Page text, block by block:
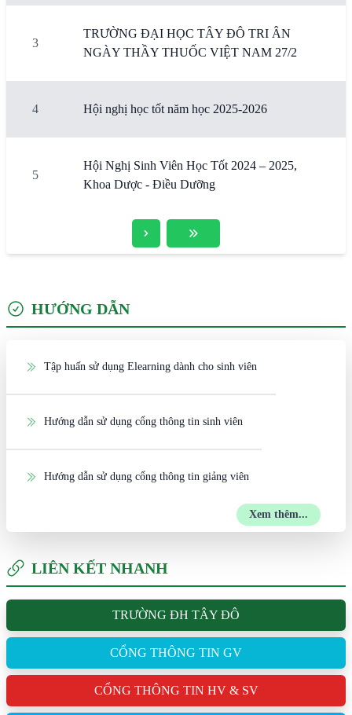
3
TRƯỜNG ĐẠI HỌC TÂY ĐÔ TRI ÂN
NGÀY THẦY THUỐC VIỆT NAM 27/2
4 Hội nghị học tốt năm học 2025-2026
5
Hội Nghị Sinh Viên Học Tốt 2024 – 2025,
Khoa Dược - Điều Dưỡng
HƯỚNG DẪN
Tập huấn sử dụng Elearning dành cho sinh viên
Hướng dẫn sử dụng cổng thông tin sinh viên
Hướng dẫn sử dụng cổng thông tin giảng viên
Xem thêm...
LIÊN KẾT NHANH
TRƯỜNG ĐH TÂY ĐÔ
CỔNG THÔNG TIN GV
CỔNG THÔNG TIN HV & SV